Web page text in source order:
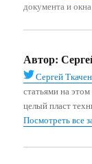
документа и
Автор:
Сергей
статьями на
целый пласт
Посмотреть все